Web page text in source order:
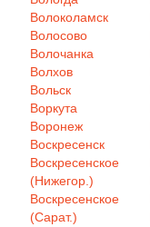
Волоколамск
Волосово
Волочанка
Волхов
Вольск
Воркута
Воронеж
Воскресенск
Воскресенское
(Нижегор.)
Воскресенское
(Сарат.)